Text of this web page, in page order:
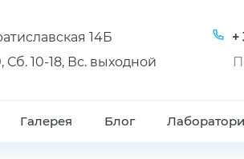
14Б
Сб. 10-18, Вс. выходной
+
Галерея Блог